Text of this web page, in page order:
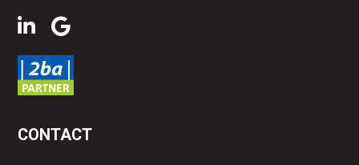
CONTACT